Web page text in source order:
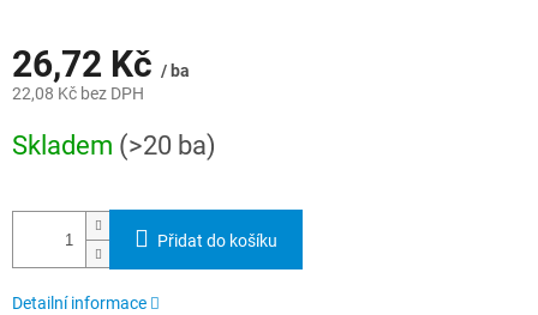
26,72 Kč / ba
22,08 Kč bez DPH
cena:
Skladem (>20 ba)
Přidat do košíku
Detailní informace